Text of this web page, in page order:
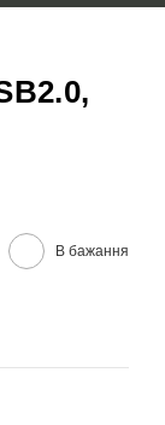
В бажання